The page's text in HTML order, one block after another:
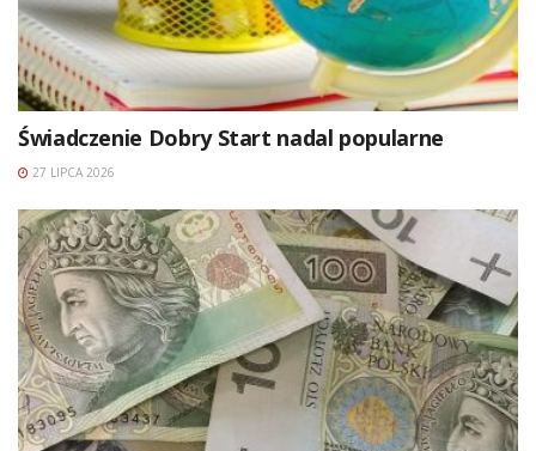
Świadczenie Dobry Start nadal popularne
27 LIPCA 2026